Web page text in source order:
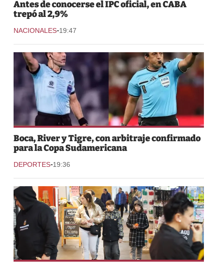
Antes de conocerse el IPC oficial, en CABA
trepó al 2,9%
NACIONALES-19:47
Boca, River y Tigre, con arbitraje confirmado
para la Copa Sudamericana
DEPORTES-19:36